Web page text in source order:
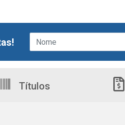
Títulos